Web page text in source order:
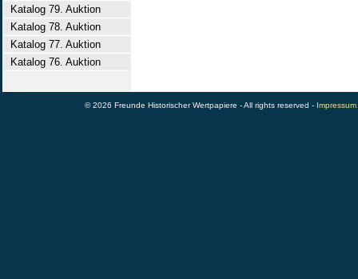
Katalog 79. Auktion
Katalog 78. Auktion
Katalog 77. Auktion
Katalog 76. Auktion
© 2026 Freunde Historischer Wertpapiere - All rights reserved - Impressum